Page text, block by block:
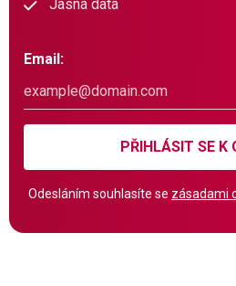
Jasná data
Email:
PŘIHLÁSIT SE K
Odesláním souhlasíte se zásadami